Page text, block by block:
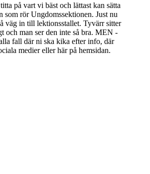
på vart vi bäst och lättast kan sätta
som rör Ungdomssektionen. Just nu
väg in till lektionsstallet. Tyvärr sitter
och man ser den inte så bra. MEN -
fall där ni ska kika efter info, där
medier eller här på hemsidan.